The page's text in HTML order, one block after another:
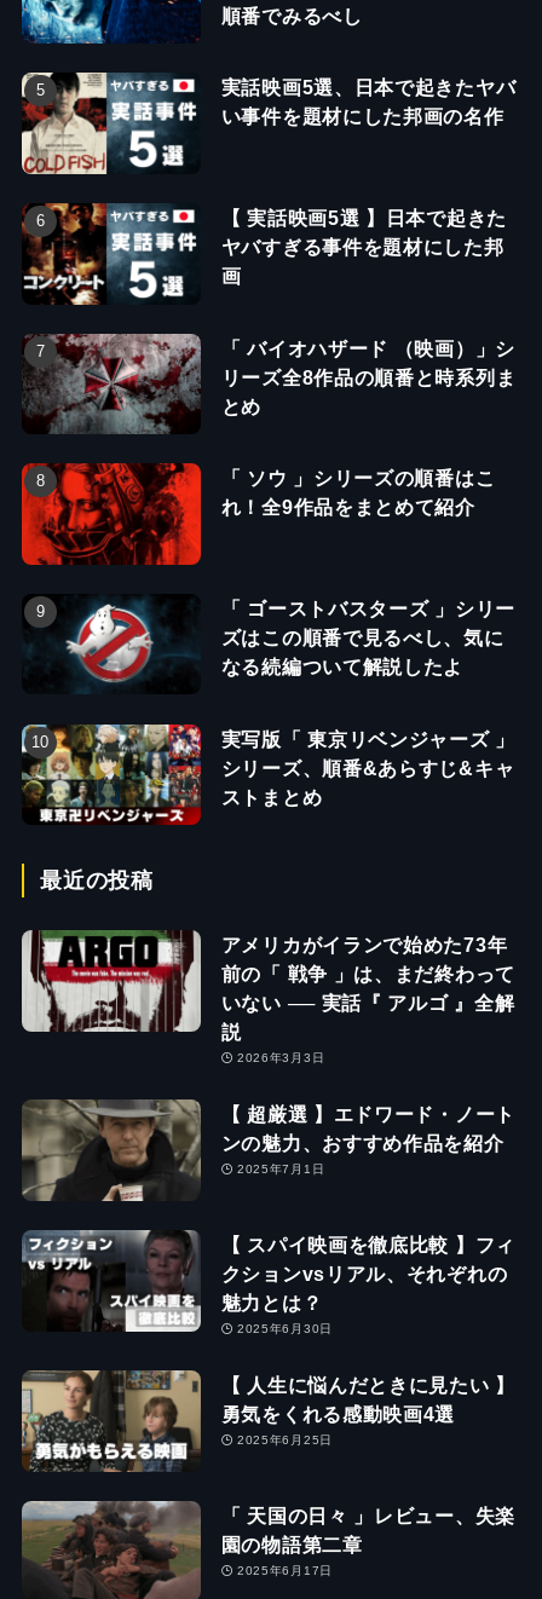
順番でみるべし
実話映画5選、日本で起きたヤバ
い事件を題材にした邦画の名作
【 実話映画5選 】日本で起きた
ヤバすぎる事件を題材にした邦
画
「 バイオハザード （映画）」シ
リーズ全8作品の順番と時系列ま
とめ
「 ソウ 」シリーズの順番はこ
れ！全9作品をまとめて紹介
「 ゴーストバスターズ 」シリー
ズはこの順番で見るべし、気に
なる続編ついて解説したよ
実写版「 東京リベンジャーズ 」
シリーズ、順番&あらすじ&キャ
ストまとめ
最近の投稿
アメリカがイランで始めた73年
前の「 戦争 」は、まだ終わって
いない ── 実話『 アルゴ 』全解
説
2026年3月3日
【 超厳選 】エドワード・ノート
ンの魅力、おすすめ作品を紹介
2025年7月1日
【 スパイ映画を徹底比較 】フィ
クションvsリアル、それぞれの
魅力とは？
2025年6月30日
【 人生に悩んだときに見たい 】
勇気をくれる感動映画4選
2025年6月25日
「 天国の日々 」レビュー、失楽
園の物語第二章
2025年6月17日